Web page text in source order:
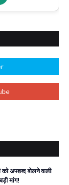
अपशब्द बोलने वाली
मांग!